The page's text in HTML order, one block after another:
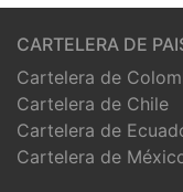
CARTELERA DE
Cartelera de
Cartelera de Chile
Cartelera de
Cartelera de